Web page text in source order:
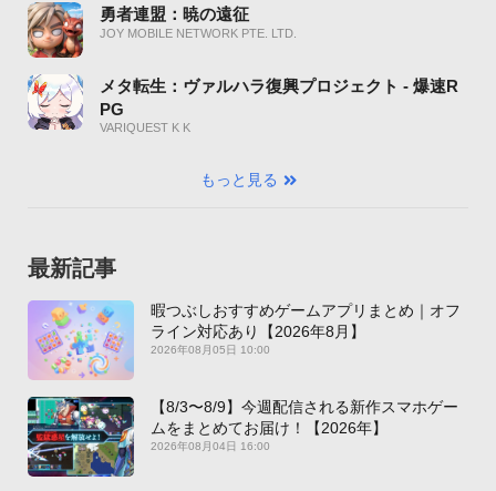
勇者連盟：暁の遠征
JOY MOBILE NETWORK PTE. LTD.
メタ転生：ヴァルハラ復興プロジェクト - 爆速R
PG
VARIQUEST K K
もっと見る
最新記事
暇つぶしおすすめゲームアプリまとめ｜オフ
ライン対応あり【2026年8月】
2026年08月05日 10:00
【8/3〜8/9】今週配信される新作スマホゲー
ムをまとめてお届け！【2026年】
2026年08月04日 16:00